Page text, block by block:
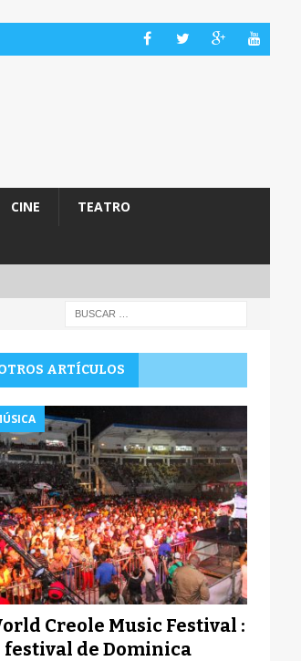
CINE TEATRO
ARTÍCULOS
Creole Music Festival :
festival de Dominica